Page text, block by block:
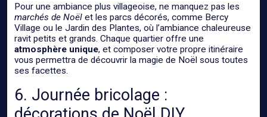
Pour une ambiance plus villageoise, ne manquez pas les
marchés de Noël et les parcs décorés, comme Bercy
Village ou le Jardin des Plantes, où l’ambiance chaleureuse
ravit petits et grands. Chaque quartier offre une
atmosphère unique, et composer votre propre itinéraire
vous permettra de découvrir la magie de Noël sous toutes
ses facettes.
6. Journée bricolage :